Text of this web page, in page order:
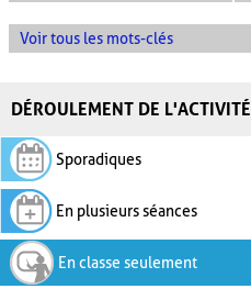
Voir tous les mots-clés
DÉROULEMENT DE L'ACTIVITÉ
Sporadiques
En plusieurs séances
En classe seulement